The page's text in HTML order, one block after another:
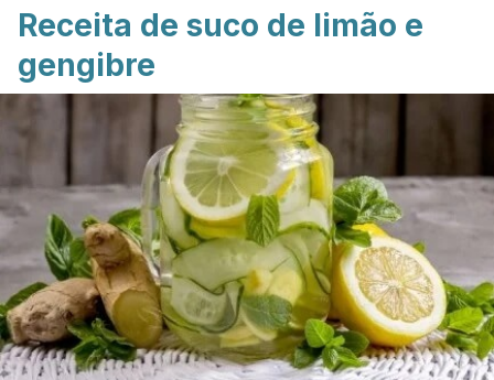
Receita de suco de limão e
gengibre